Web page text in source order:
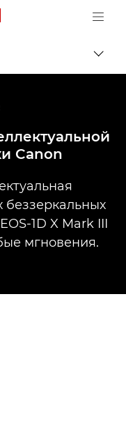
Canon Logo, back to
Canon
беззеркальных
1D X Mark III
мгновения.